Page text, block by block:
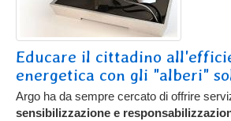
Educare il cittadino
energetica con gli "alberi"
Argo ha da sempre cercato di offrire
sensibilizzazione e